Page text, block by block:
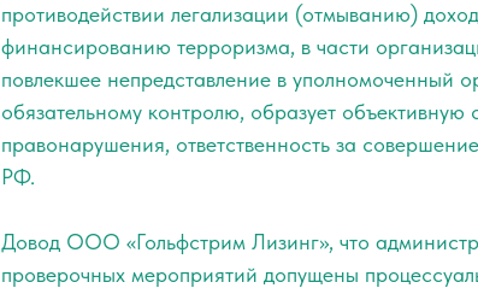
противодействии легализации (отмыванию)
финансированию терроризма, в части
повлекшее непредставление в уполномоченный
обязательному контролю, образует объективную
правонарушения, ответственность за
РФ.
Довод ООО «Гольфстрим Лизинг», что
проверочных мероприятий допущены